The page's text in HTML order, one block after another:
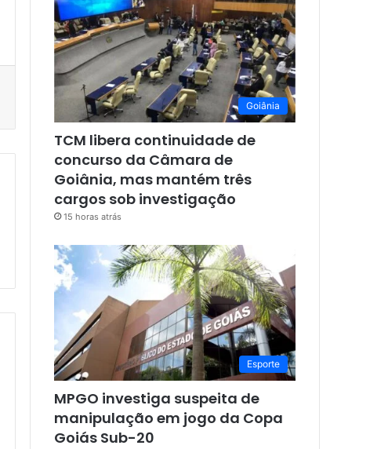
Goiânia
TCM libera continuidade de
concurso da Câmara de
Goiânia, mas mantém três
cargos sob investigação
15 horas atrás
Esporte
MPGO investiga suspeita de
manipulação em jogo da Copa
Goiás Sub-20